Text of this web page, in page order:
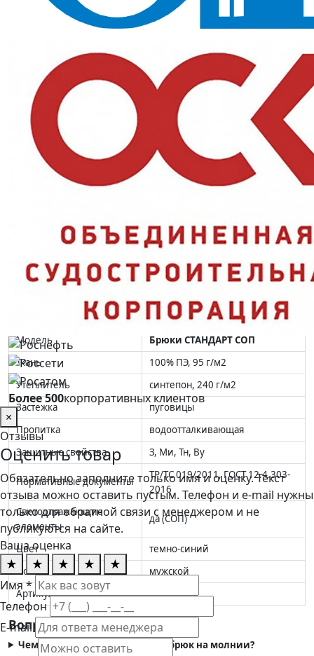
Подходят для базовой комплектации большого штата.
Назначение и сферы применения
Складские и производственные территории зимой, ЖКХ и
дорожные службы, разнорабочие и грузчики, сельское
хозяйство. Светоотражающие полосы важны при работе рядом с
транспортом и в темное время суток.
Ключевые преимущества
Тепло всю смену:
утеплитель синтепон 240 г/м2 держит
форму и не сваливается после стирки;
Защита от влаги:
водоотталкивающая пропитка не дает
при активной работе;
Заметность в темноте:световозвращающие полосы (СОП)
Удобная застежка: пуговицы просты в обращении даже в
перчатках.
Характеристики и стандарты
Модель
Брюки СТАНДАРТ СОП
Ткань
100% ПЭ, 95 г/м2
Утеплитель
синтепон, 240 г/м2
Застежка
пуговицы
Пропитка
водоотталкивающая
Защитные свойства
З, Ми, Тн, Ву
Нормативные документы
ТР/ТС 019/2011, ГОСТ 12.4.303-
2016
Светоотражающие
элементы
да (СОП)
Цвет
темно-синий
Пол
мужской
Артикул
4001554
Вопросы и ответы
Чем эта модель отличается от брюк на молнии?
Более 500корпоративных клиентов
×
Отзывы
Оценить товар
Обязательно заполните только имя и оценку. Текст
отзыва можно оставить пустым. Телефон и e-mail нужны
только для обратной связи с менеджером и не
публикуются на сайте.
Ваша оценка
★
★ ★ ★
★
Имя *
Телефон
E-mail